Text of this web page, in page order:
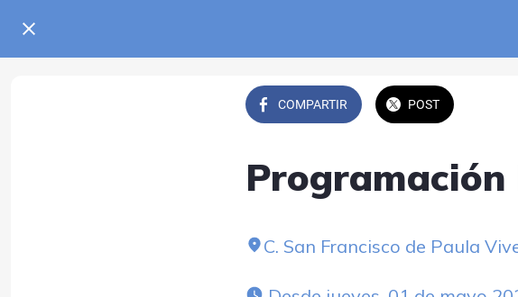
COMPARTIR POST
Programación
C. San Francisco de Paula